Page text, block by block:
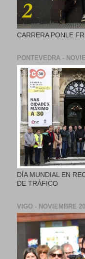
CARRERA PONLE
PONTEVEDRA -
DÍA MUNDIAL EN
DE TRÁFICO
VIGO - NOVIEMBRE